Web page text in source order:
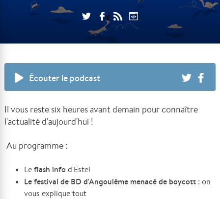
Écouter le podcast
Il vous reste six heures avant demain pour connaître
l'actualité d'aujourd'hui !
Au programme :
Le flash infod'Estel
Le festival de BD d'Angoulême menacé de boycott : on
vous explique tout